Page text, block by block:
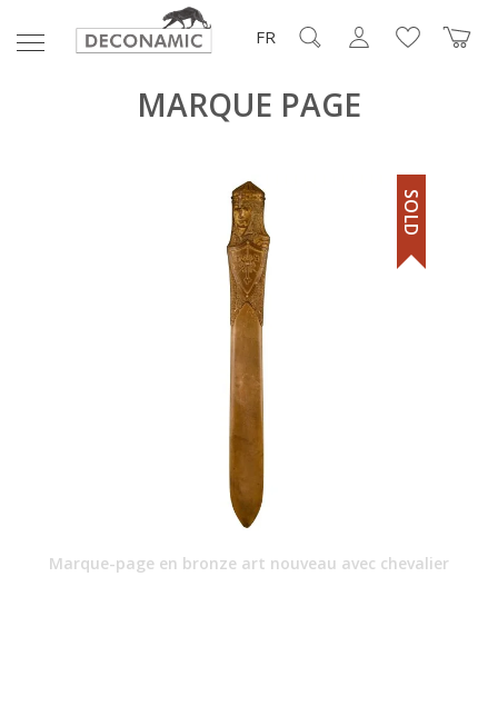
FR
MARQUE PAGE
Marque-page en bronze art nouveau avec chevalier
SOLD